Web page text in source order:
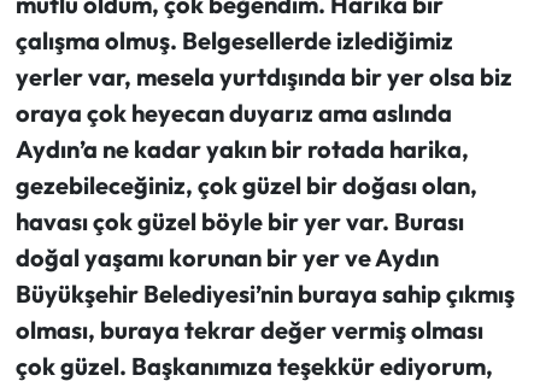
çalışma olmuş. Belgesellerde izlediğimiz
yerler var, mesela yurtdışında bir yer olsa biz
oraya çok heyecan duyarız ama aslında
Aydın’a ne kadar yakın bir rotada harika,
gezebileceğiniz, çok güzel bir doğası olan,
havası çok güzel böyle bir yer var. Burası
doğal yaşamı korunan bir yer ve Aydın
Büyükşehir Belediyesi’nin buraya sahip çıkmış
olması, buraya tekrar değer vermiş olması
çok güzel. Başkanımıza teşekkür ediyorum,